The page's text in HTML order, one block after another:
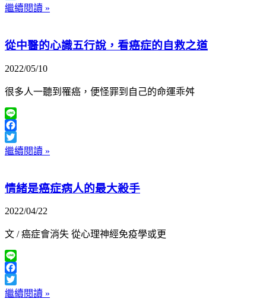
Twitter
繼續閱讀 »
從中醫的心識五行說，看癌症的自救之道
2022/05/10
很多人一聽到罹癌，便怪罪到自己的命運乖舛
Line
Facebook
Twitter
繼續閱讀 »
情緒是癌症病人的最大殺手
2022/04/22
文 / 癌症會消失 從心理神經免疫學或更
Line
Facebook
Twitter
繼續閱讀 »